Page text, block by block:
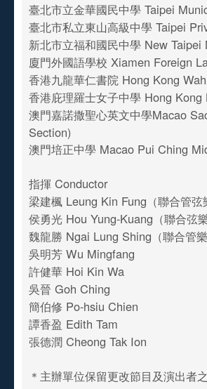
臺北市立金華國民中學 Taipei
臺北市私立東山高級中學 Taipei
新北市立福和國民中學 New
廈門外國語學校 Xiamen Foreign
香港九龍華仁書院 Hong Kong
香港庇理羅士女子中學 Hong
澳門嘉諾撒聖心英文中學Macao
Section)
澳門培正中學 Macao Pui Ching
指揮 Conductor
梁建楓 Leung Kin Fung（聯合管弦
侯勇光 Hou Yung-Kuang（聯合弦
魏龍勝 Ngai Lung Shing（聯合管樂
吳明芳 Wu Mingfang
許健華 Hoi Kin Wa
吳晉 Goh Ching
簡伯修 Po-hsiu Chien
譚香盈 Edith Tam
張德潤 Cheong Tak Ion
＊主辦單位保留更改節目及演出者